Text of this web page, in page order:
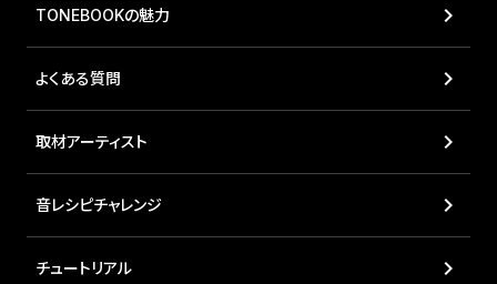
TONEBOOKの魅力 keyboard_arrow_right
よくある質問 keyboard_arrow_right
取材アーティスト keyboard_arrow_right
音レシピチャレンジ keyboard_arrow_right
チュートリアル keyboard_arrow_right